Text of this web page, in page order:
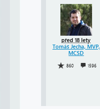
před 18 lety
Tomáš Jecha, MVP,
MCSD
860 1596